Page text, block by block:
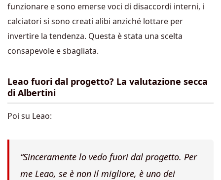
funzionare e sono emerse voci di disaccordi interni, i
calciatori si sono creati alibi anziché lottare per
invertire la tendenza. Questa è stata una scelta
consapevole e sbagliata.
Leao fuori dal progetto? La valutazione secca
di Albertini
Poi su Leao:
“Sinceramente lo vedo fuori dal progetto. Per
me Leao, se è non il migliore, è uno dei